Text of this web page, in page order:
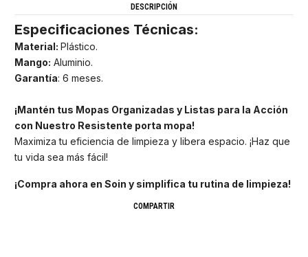
DESCRIPCIÓN
Especificaciones Técnicas:
Material: Plástico.
Mango: Aluminio.
Garantía: 6 meses.
¡Mantén tus Mopas Organizadas y Listas para la Acción
con Nuestro Resistente porta mopa!
Maximiza tu eficiencia de limpieza y libera espacio. ¡Haz que
tu vida sea más fácil!
¡Compra ahora en Soin y simplifica tu rutina de limpieza!
COMPARTIR